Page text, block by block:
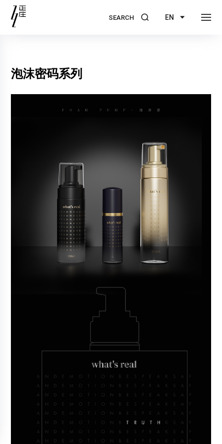
SEARCH EN
泡沫密码系列